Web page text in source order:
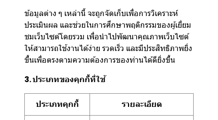
ข้อมูลต่าง ๆ เหล่านี้ จะถูกจัดเก็บเพื่อการวิเคราะห์
ประเมินผล และช่วยในการศึกษาพฤติกรรมของผู้เยี่ยม
ชมเว็บไซต์โดยรวม เพื่อนำไปพัฒนาคุณภาพเว็บไซต์
ให้สามารถใช้งานได้ง่าย รวดเร็ว และมีประสิทธิภาพยิ่ง
ขึ้นเพื่อตรงตามความต้องการของท่านได้ดียิ่งขึ้น
3. ประเภทของคุกกี้ที่ใช้
ประเภทคุกกี้ รายละเอียด